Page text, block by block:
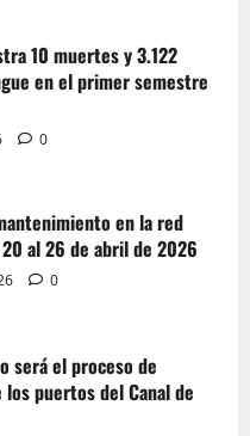
10 muertes y 3.122
en el primer semestre
0
en la red
al 26 de abril de 2026
0
será el proceso de
los puertos del Canal de